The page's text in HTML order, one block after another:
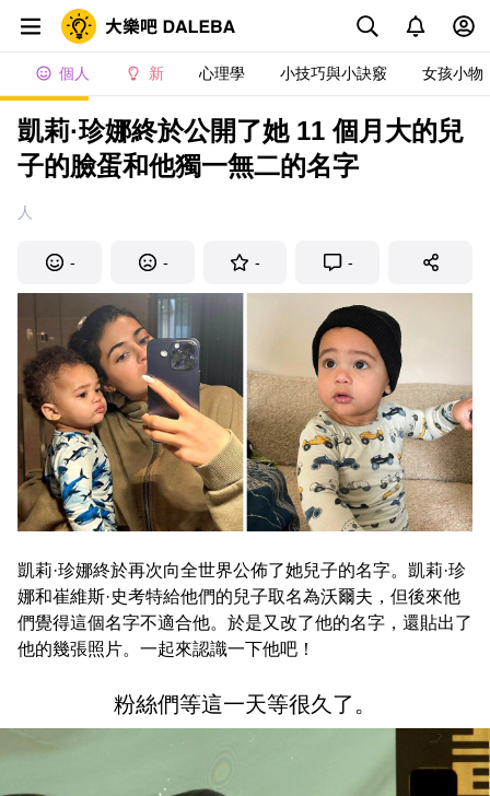
個人 新 心理學 小技巧與小訣竅 女孩小物
凱莉·珍娜終於公開了她 11 個月大的兒
子的臉蛋和他獨一無二的名字
人
- - - -
凱莉·珍娜終於再次向全世界公佈了她兒子的名字。凱莉·珍
娜和崔維斯·史考特給他們的兒子取名為沃爾夫，但後來他
們覺得這個名字不適合他。於是又改了他的名字，還貼出了
他的幾張照片。一起來認識一下他吧！
粉絲們等這一天等很久了。